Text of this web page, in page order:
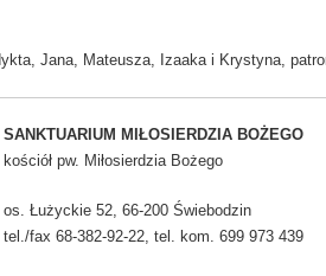
Jana, Mateusza, Izaaka i Krystyna,
SANKTUARIUM MIŁOSIERDZIA BOŻEGO
kościół pw. Miłosierdzia Bożego
os. Łużyckie 52, 66-200 Świebodzin
tel./fax 68-382-92-22, tel. kom. 699 973 439